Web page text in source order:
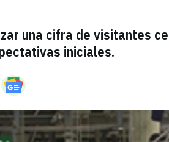
una cifra de visitantes
iniciales.